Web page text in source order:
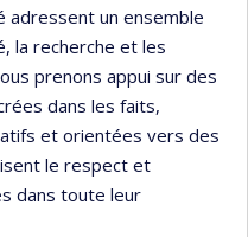
adressent un ensemble
la recherche et les
prenons appui sur des
dans les faits,
et orientées vers des
le respect et
dans toute leur